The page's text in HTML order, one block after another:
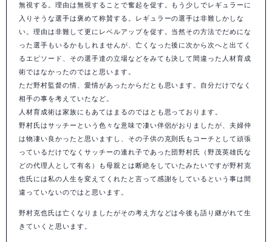
無視する。理由は無視することで奮起を促す。もう少しでレギュラーに
入りそうな選手は褒めて称賛する。レギュラーの選手は非難しかしな
い。理由は非難して更にレベルアップを促す。当然その方法でだめにな
った選手もいるかもしれませんが、亡くなった後に次から次へと出てく
るエピソード、その選手達の立場などをみても決して間違った人材育成
術ではなかったのではと思います。
ただ野村監督の情、愛情があったからだとも思います。自分だけでなく
相手の事を考えていたなど。
人材育成術は家族にもあてはまるのではとも思っております。
野村氏はサッチーという色々な意味で凄い伴侶がおりましたが、夫婦仲
は物凄い良かったと思いますし、その子供の克則氏もコーチとして頑張
っているだけでなくサッチーの連れ子であった団野村氏（野茂英雄氏な
どの代理人として有名）も母親とは断絶をしていたみたいですが野村克
也氏には私の人生を変えてくれたと言って感謝をしているという事は間
違っていないのではと思います。
野村克也氏は亡くなりましたがその考え方などは今後も語り継がれて生
きていくと思います。